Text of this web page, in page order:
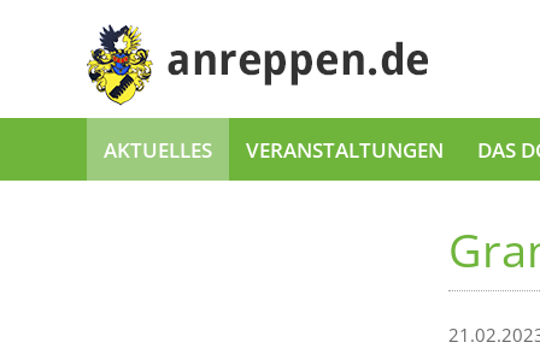
AKTUELLES VERANSTALTUNGEN DAS